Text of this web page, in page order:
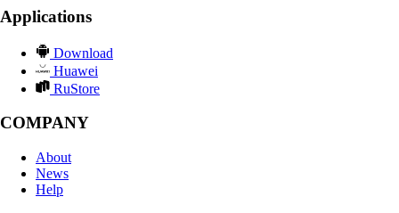
Applications
Download
Huawei
RuStore
COMPANY
About
News
Help